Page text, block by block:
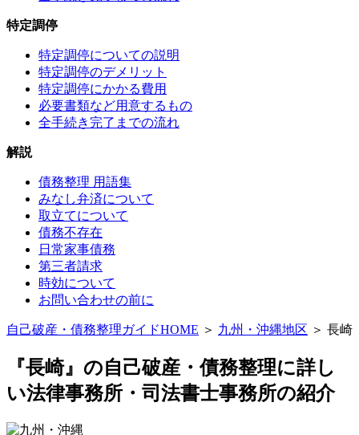
特定調停
特定調停についての説明
特定調停のデメリット
特定調停にかかる費用
必要書類など用意するもの
全手続き完了までの流れ
解説
債務整理 用語集
みなし弁済について
取立てについて
債務不存在
日常家事債務
第三者請求
時効について
お問い合わせの前に
自己破産・債務整理ガイドHOME ＞ 九州・沖縄地区 ＞ 長崎
『長崎』の自己破産・債務整理に詳し
い法律事務所・司法書士事務所の紹介